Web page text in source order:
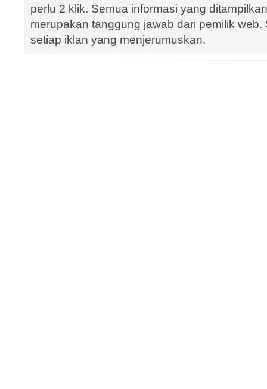
perlu 2 klik. Semua informasi yang
merupakan tanggung jawab dari pemilik
setiap iklan yang menjerumuskan.